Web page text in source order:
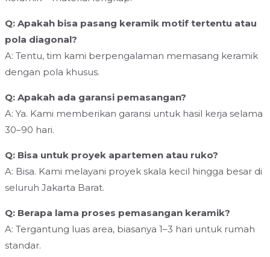
Q: Apakah bisa pasang keramik motif tertentu atau
pola diagonal?
A: Tentu, tim kami berpengalaman memasang keramik
dengan pola khusus.
Q: Apakah ada garansi pemasangan?
A: Ya. Kami memberikan garansi untuk hasil kerja selama
30–90 hari.
Q: Bisa untuk proyek apartemen atau ruko?
A: Bisa. Kami melayani proyek skala kecil hingga besar di
seluruh Jakarta Barat.
Q: Berapa lama proses pemasangan keramik?
A: Tergantung luas area, biasanya 1–3 hari untuk rumah
standar.